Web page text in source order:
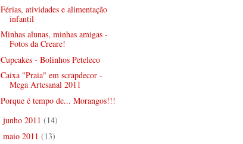
Férias, atividades e alimentação
infantil
Minhas alunas, minhas amigas -
Fotos da Creare!
Cupcakes - Bolinhos Peteleco
Caixa "Praia" em scrapdecor -
Mega Artesanal 2011
Porque é tempo de... Morangos!!!
junho 2011 (14)
maio 2011 (13)